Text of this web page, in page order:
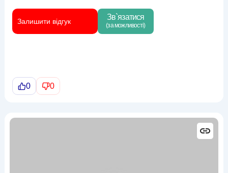
Залишити відгук Зв`язатися
(за можливості)
0 0